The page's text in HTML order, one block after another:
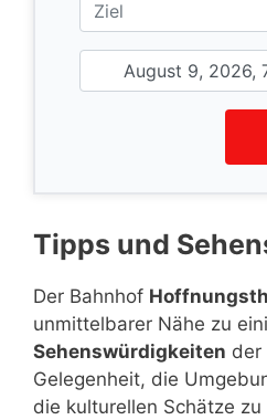
Tipps und
Der Bahnhof
unmittelbarer Nähe zu
Sehenswürdigkeiten der
Gelegenheit, die
die kulturellen Schätze